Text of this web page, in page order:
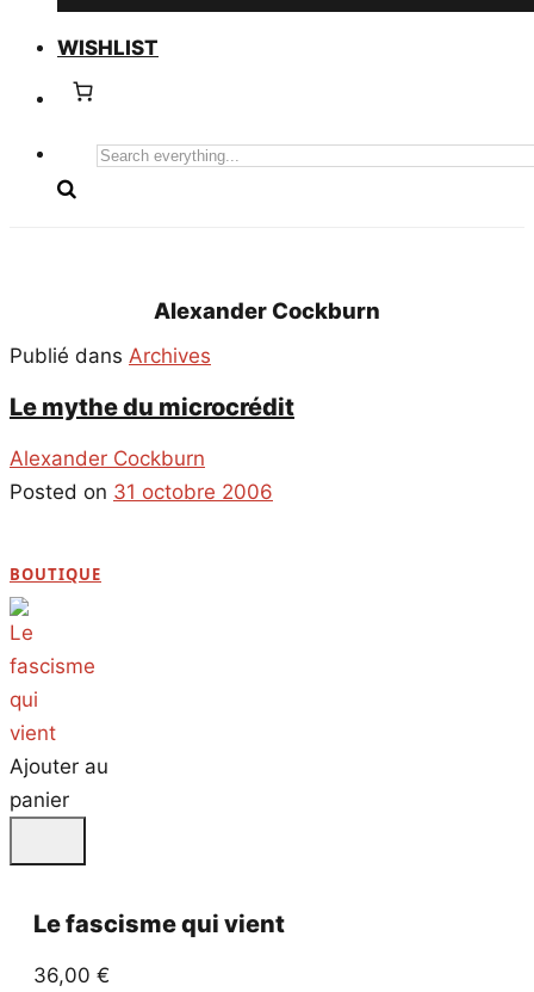
WISHLIST
Search
Alexander Cockburn
Publié dans Archives
Le mythe du microcrédit
Alexander Cockburn
Posted on 31 octobre 2006
BOUTIQUE
Ajouter au
panier
Le fascisme qui vient
36,00 €